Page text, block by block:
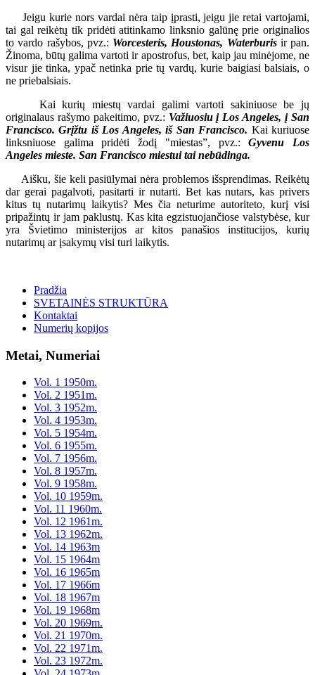
Jeigu kurie nors vardai nėra taip įprasti, jeigu jie retai vartojami,
tai gal reikėtų tik pridėti atitinkamo linksnio galūnę prie originalios
to vardo rašybos, pvz.: Worcesteris, Houstonas, Waterburisir pan.
Žinoma, būtų galima vartoti ir apostrofus, bet, kaip jau minėjome, ne
visur jie tinka, ypač netinka prie tų vardų, kurie baigiasi balsiais, o
ne priebalsiais.
Kai kurių miestų vardai galimi vartoti sakiniuose be jų
originalaus rašymo pakeitimo, pvz.: Važiuosiu į Los Angeles, į San
Francisco. Grįžtu iš Los Angeles, iš San Francisco. Kai kuriuose
linksniuose galima pridėti žodį "miestas”, pvz.:Gyvenu Los
Angeles mieste. San Francisco miestui tai nebūdinga.
Aišku, šie keli pasiūlymai nėra problemos išsprendimas. Reikėtų
dar gerai pagalvoti, pasitarti ir nutarti. Bet kas nutars, kas privers
kitus tų nutarimų laikytis? Mes čia neturime autoriteto, kurį visi
pripažintų ir jam paklustų. Kas kita egzistuojančiose valstybėse, kur
yra Švietimo ministerijos ar kitos panašios institucijos, kurių
nutarimų ar įsakymų visi turi laikytis.
Pradžia
SVETAINĖS STRUKTŪRA
Kontaktai
Numerių kopijos
Metai, Numeriai
Vol. 1 1950m.
Vol. 2 1951m.
Vol. 3 1952m.
Vol. 4 1953m.
Vol. 5 1954m.
Vol. 6 1955m.
Vol. 7 1956m.
Vol. 8 1957m.
Vol. 9 1958m.
Vol. 10 1959m.
Vol. 11 1960m.
Vol. 12 1961m.
Vol. 13 1962m.
Vol. 14 1963m
Vol. 15 1964m
Vol. 16 1965m
Vol. 17 1966m
Vol. 18 1967m
Vol. 19 1968m
Vol. 20 1969m.
Vol. 21 1970m.
Vol. 22 1971m.
Vol. 23 1972m.